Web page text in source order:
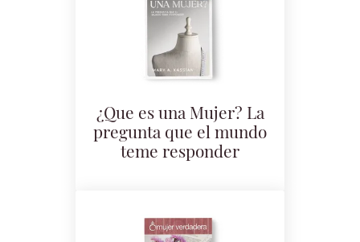
¿Que es una Mujer? La
pregunta que el mundo
teme responder